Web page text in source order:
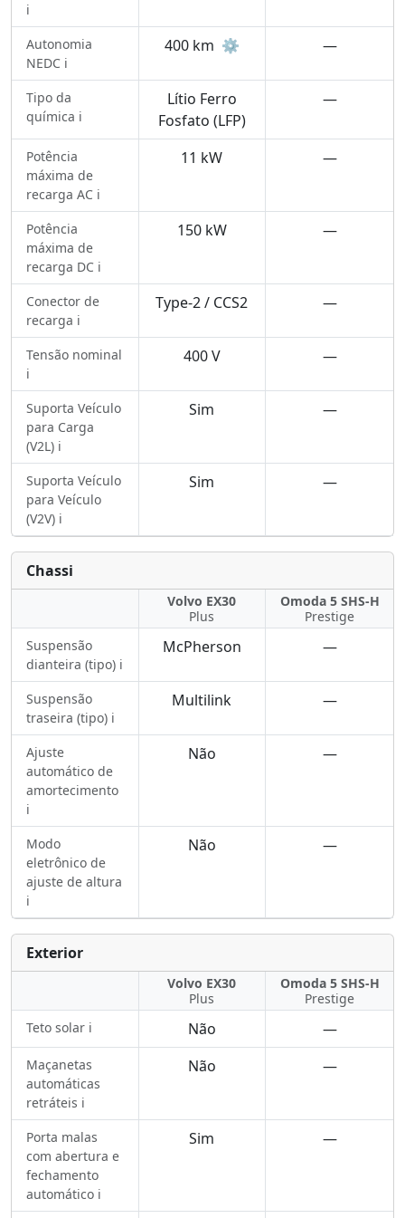
ℹ️
Autonomia
NEDC ℹ️
400 km ⚙️ —
Tipo da
química ℹ️
Lítio Ferro
Fosfato (LFP)
—
Potência
máxima de
recarga AC ℹ️
11 kW —
Potência
máxima de
recarga DC ℹ️
150 kW —
Conector de
recarga ℹ️
Type-2 / CCS2 —
Tensão nominal
ℹ️
400 V —
Suporta Veículo
para Carga
(V2L) ℹ️
Sim —
Suporta Veículo
para Veículo
(V2V) ℹ️
Sim —
Chassi
Volvo EX30
Plus
Omoda 5 SHS-H
Prestige
Suspensão
dianteira (tipo) ℹ️
McPherson —
Suspensão
traseira (tipo) ℹ️
Multilink —
Ajuste
automático de
amortecimento
ℹ️
Não —
Modo
eletrônico de
ajuste de altura
ℹ️
Não —
Exterior
Volvo EX30
Plus
Omoda 5 SHS-H
Prestige
Teto solar ℹ️
Não —
Maçanetas
automáticas
retráteis ℹ️
Não —
Porta malas
com abertura e
fechamento
automático ℹ️
Sim —